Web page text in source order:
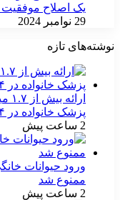
یک اصلاح موفقیت
29 نوامبر 2024
نوشته‌های تازه
پزشک خانواده در ۶۴ شهرستان
2 ساعت پیش
ورود حیوانات
ممنوع شد
2 ساعت پیش